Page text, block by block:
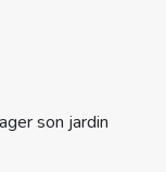
son jardin